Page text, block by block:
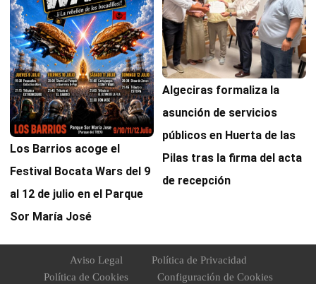
Los Barrios acoge el
Festival Bocata Wars del 9
al 12 de julio en el Parque
Sor María José
Algeciras formaliza la
asunción de servicios
públicos en Huerta de las
Pilas tras la firma del acta
de recepción
Aviso Legal
Política de Privacidad
Política de Cookies
Configuración de Cookies